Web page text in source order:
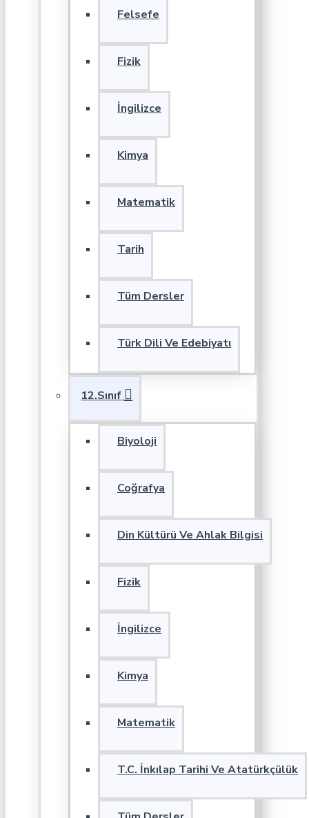
Felsefe
Fizik
İngilizce
Kimya
Matematik
Tarih
Tüm Dersler
Türk Dili Ve Edebiyatı
12.Sınıf
Biyoloji
Coğrafya
Din Kültürü Ve Ahlak Bilgisi
Fizik
İngilizce
Kimya
Matematik
T.C. İnkılap Tarihi Ve Atatürkçülük